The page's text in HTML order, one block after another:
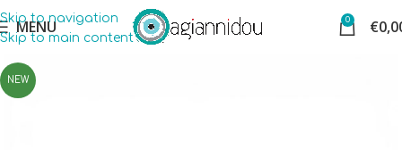
Skip to navigation
Skip to main content
MENU 0 €
NEW